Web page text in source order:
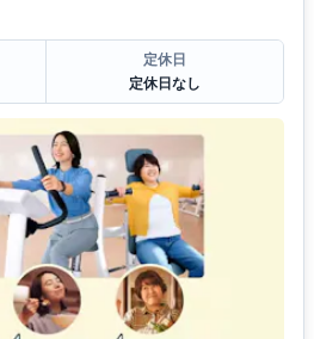
定休日
定休日なし